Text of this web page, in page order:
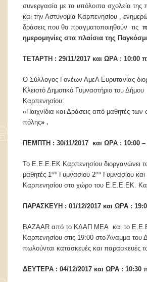
συνεργασία με τα υπόλοιπα σχολεία
και την Αστυνομία Καρπενησίου ,
δράσεις που θα πραγματοποιηθούν τις
ημερομηνίες στα πλαίσια της
ΤΕΤΑΡΤΗ : 29/11/2017 και ΩΡΑ : 10:00
Ο Σύλλογος Γονέων ΑμεΑ Ευρυτανίας
Κλειστό Δημοτικό Γυμναστήριο του Δήμου
«Παιχνίδια και Δράσεις από μαθητές των
πόλης» .
ΠΕΜΠΤΗ : 30/11/2017 και ΩΡΑ : 10:00
Το Ε.Ε.Ε.ΕΚ Καρπενησίου διοργανώνει
μαθητές 1ου Γυμνασίου 2ου Γυμνασίου
Καρπενησίου στο χώρο του Ε.Ε.Ε.ΕΚ.
ΠΑΡΑΣΚΕΥΗ : 01/12/2017 και ΩΡΑ :
BAZAAR από το ΚΔΑΠ ΜΕΑ και το
Καρπενησίου στις 19:00 στο Άναμμα του
πωλούνται κατασκευές και παρασκευές
ΔΕΥΤΕΡΑ : 04/12/2017 και ΩΡΑ : 10:30